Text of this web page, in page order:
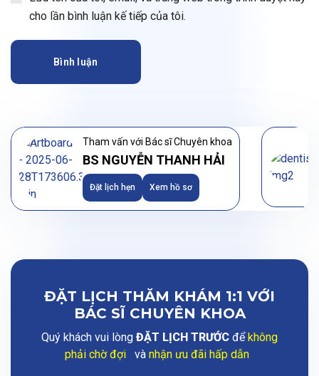
cho lần bình luận kế tiếp của tôi.
Bình luận
Tham vấn với Bác sĩ Chuyên khoa
BS NGUYỄN THANH HẢI
Đặt lịch hẹn Xem hồ sơ
ĐẶT LỊCH THĂM KHÁM 1:1 VỚI
BÁC SĨ CHUYÊN KHOA
Quý khách vui lòng ĐẶT LỊCH TRƯỚC đểkhông
phải chờ đợi
và nhận ưu đãi hấp dẫn